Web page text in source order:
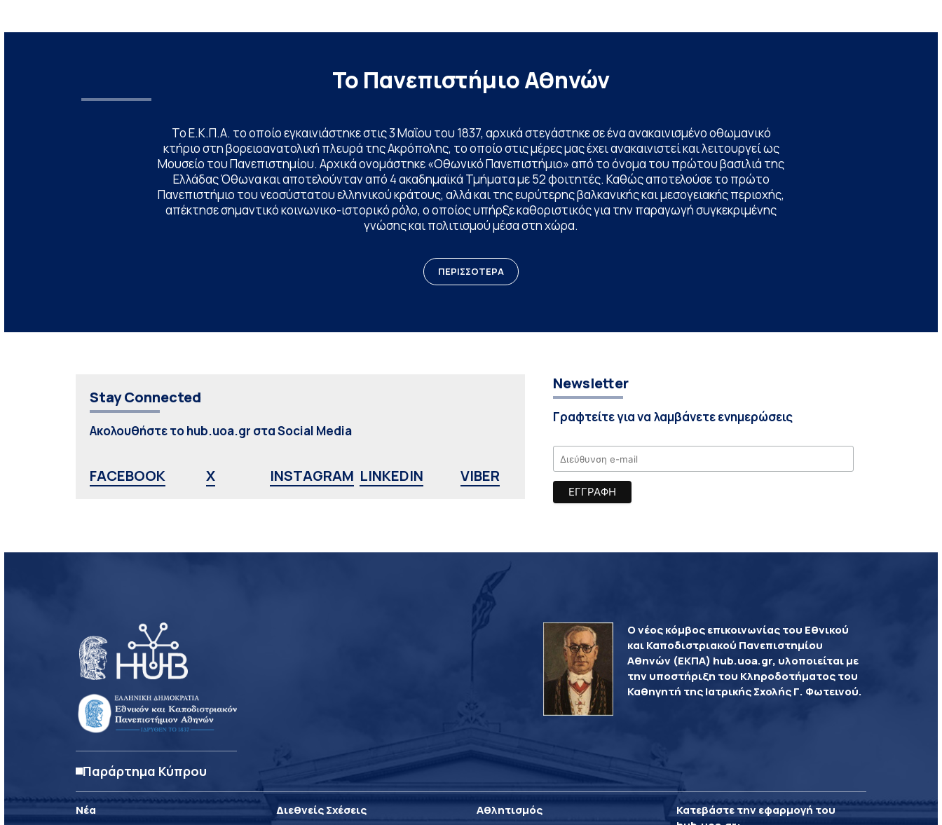
Το Πανεπιστήμιο Αθηνών
Το Ε.Κ.Π.Α. το οποίο εγκαινιάστηκε στις 3 Μαΐου του 1837, αρχικά στεγάστηκε σε ένα ανακαινισμένο οθωμανικό
κτήριο στη βορειοανατολική πλευρά της Ακρόπολης, το οποίο στις μέρες μας έχει ανακαινιστεί και λειτουργεί ως
Μουσείο του Πανεπιστημίου. Αρχικά ονομάστηκε «Οθωνικό Πανεπιστήμιο» από το όνομα του πρώτου βασιλιά της
Ελλάδας Όθωνα και αποτελούνταν από 4 ακαδημαϊκά Τμήματα με 52 φοιτητές. Καθώς αποτελούσε το πρώτο
Πανεπιστήμιο του νεοσύστατου ελληνικού κράτους, αλλά και της ευρύτερης βαλκανικής και μεσογειακής περιοχής,
απέκτησε σημαντικό κοινωνικο-ιστορικό ρόλο, ο οποίος υπήρξε καθοριστικός για την παραγωγή συγκεκριμένης
γνώσης και πολιτισμού μέσα στη χώρα.
ΠΕΡΙΣΣΟΤΕΡΑ
Stay Connected
Ακολουθήστε το hub.uoa.gr στα Social Media
FACEBOOK X INSTAGRAM LINKEDIN VIBER
Newsletter
Γραφτείτε για να λαμβάνετε ενημερώσεις
Παράρτημα Κύπρου
Ο νέος κόμβος επικοινωνίας του Εθνικού
και Καποδιστριακού Πανεπιστημίου
Αθηνών (ΕΚΠΑ) hub.uoa.gr, υλοποιείται με
την υποστήριξη του Κληροδοτήματος του
Καθηγητή της Ιατρικής Σχολής Γ. Φωτεινού.
Νέα Διεθνείς Σχέσεις Αθλητισμός
Κατεβάστε την εφαρμογή του